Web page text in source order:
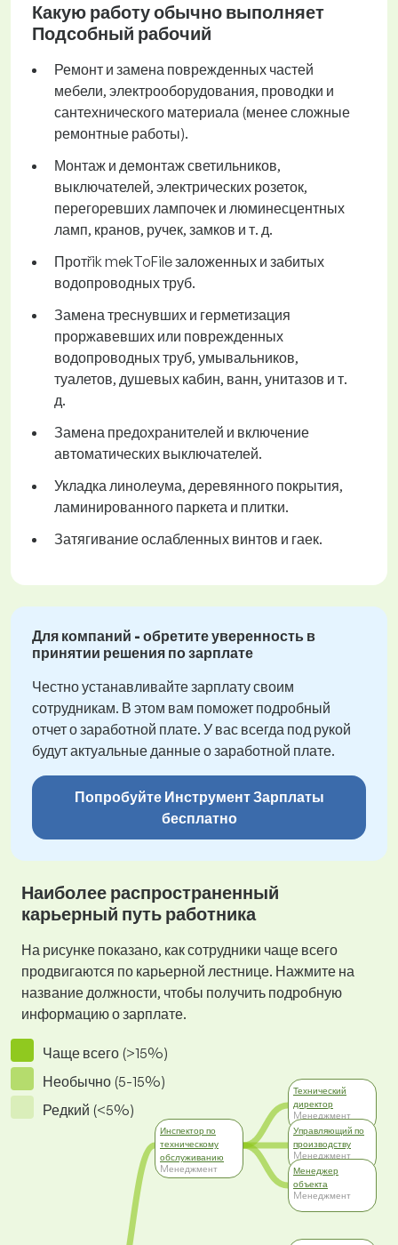
Какую работу обычно выполняет
Подсобный рабочий
Ремонт и замена поврежденных частей
мебели, электрооборудования, проводки и
сантехнического материала (менее сложные
ремонтные работы).
Монтаж и демонтаж светильников,
выключателей, электрических розеток,
перегоревших лампочек и люминесцентных
ламп, кранов, ручек, замков и т. д.
Протřik mekToFile заложенных и забитых
водопроводных труб.
Замена треснувших и герметизация
проржавевших или поврежденных
водопроводных труб, умывальников,
туалетов, душевых кабин, ванн, унитазов и т.
д.
Замена предохранителей и включение
автоматических выключателей.
Укладка линолеума, деревянного покрытия,
ламинированного паркета и плитки.
Затягивание ослабленных винтов и гаек.
Для компаний - обретите уверенность в
принятии решения по зарплате
Честно устанавливайте зарплату своим
сотрудникам. В этом вам поможет подробный
отчет о заработной плате. У вас всегда под рукой
будут актуальные данные о заработной плате.
Попробуйте Инструмент Зарплаты
бесплатно
Наиболее распространенный
карьерный путь работника
На рисунке показано, как сотрудники чаще всего
продвигаются по карьерной лестнице. Нажмите на
название должности, чтобы получить подробную
информацию о зарплате.
Чаще всего (>15%)
Необычно (5-15%)
Редкий (<5%)
Инспектор по
техническому
обслуживанию
Mенеджмент
Технический
директор
Mенеджмент
Управляющий по
производству
Mенеджмент
Менеджер
объекта
Mенеджмент